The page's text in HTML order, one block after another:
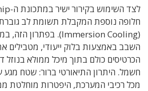
לצד השימוש בקירור ישיר במתכונת ה-Direct-to-Chip,
חלופה נוספת המקבלת תשומת לב
(
Immersion Cooling). בפתרון הזה,
השבב באמצעות בלוק ייעודי, מטבילים
הכרטיסים כולם בתוך מיכל ממולא בנוזל
חשמל. היתרון התיאורטי ברור: שטח מגע
מכל רכיבי המערכת, היפטרות מוחלטת